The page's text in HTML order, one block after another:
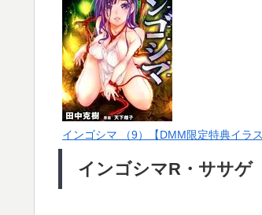
インゴシマ （9）【DMM限定特典イラス
インゴシマR・ササゲ